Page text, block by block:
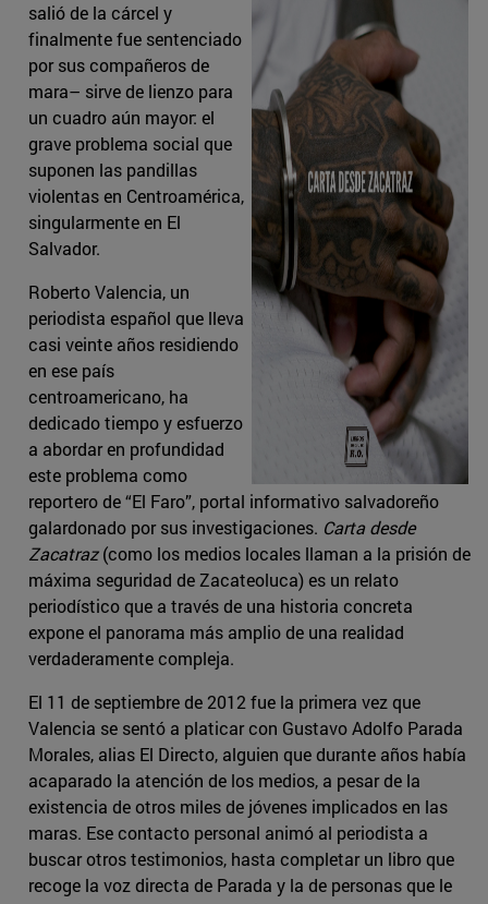
salió de la cárcel y
finalmente fue sentenciado
por sus compañeros de
mara– sirve de lienzo para
un cuadro aún mayor: el
grave problema social que
suponen las pandillas
violentas en Centroamérica,
singularmente en El
Salvador.
Roberto Valencia, un
periodista español que lleva
casi veinte años residiendo
en ese país
centroamericano, ha
dedicado tiempo y esfuerzo
a abordar en profundidad
este problema como
reportero de “El Faro”, portal informativo salvadoreño
galardonado por sus investigaciones. Carta desde
Zacatraz(como los medios locales llaman a la prisión de
máxima seguridad de Zacateoluca) es un relato
periodístico que a través de una historia concreta
expone el panorama más amplio de una realidad
verdaderamente compleja.
El 11 de septiembre de 2012 fue la primera vez que
Valencia se sentó a platicar con Gustavo Adolfo Parada
Morales, alias El Directo, alguien que durante años había
acaparado la atención de los medios, a pesar de la
existencia de otros miles de jóvenes implicados en las
maras. Ese contacto personal animó al periodista a
buscar otros testimonios, hasta completar un libro que
recoge la voz directa de Parada y la de personas que le